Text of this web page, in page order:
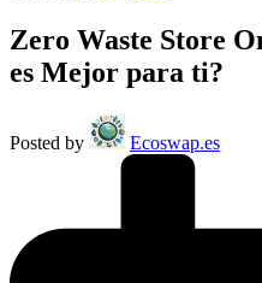
Zero Waste Store
es Mejor para ti?
Posted by Ecoswap.es